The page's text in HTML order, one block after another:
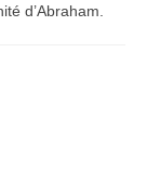
d’Abraham.